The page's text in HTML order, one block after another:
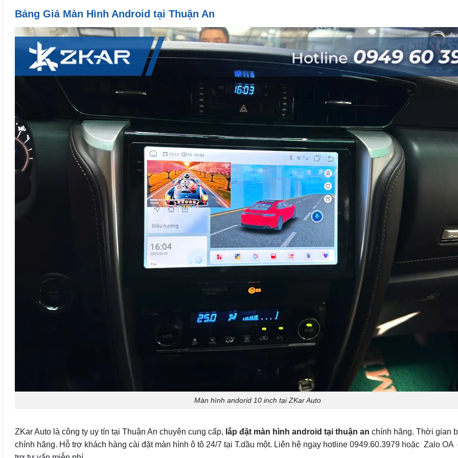
Bảng Giá Màn Hình Android tại Thuận An
Màn hình andorid 10 inch tại ZKar Auto
ZKar Auto là công ty uy tín tại Thuận An chuyên cung cấp, lắp đặt màn hình android tại thuận an chính hãng. Thời gian
chính hãng. Hỗ trợ khách hàng cài đặt màn hình ô tô 24/7 tại T.dầu một. Liên hệ ngay hotline 0949.60.3979 hoặc Zalo OA